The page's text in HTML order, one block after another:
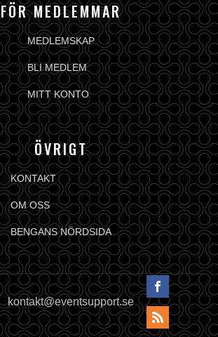
FÖR MEDLEMMAR
MEDLEMSKAP
BLI MEDLEM
MITT KONTO
ÖVRIGT
KONTAKT
OM OSS
BENGANS NÖRDSIDA
kontakt@eventsupport.se